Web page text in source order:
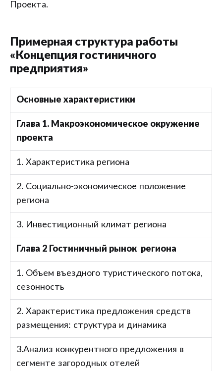
Проекта.
Примерная структура работы
«Концепция гостиничного
предприятия»
Основные характеристики
Глава 1. Макроэкономическое окружение
проекта
1. Характеристика региона
2. Социально-экономическое положение
региона
3. Инвестиционный климат региона
Глава 2 Гостиничный рынок региона
1. Объем въездного туристического потока,
сезонность
2. Характеристика предложения средств
размещения: структура и динамика
3.Анализ конкурентного предложения в
сегменте загородных отелей